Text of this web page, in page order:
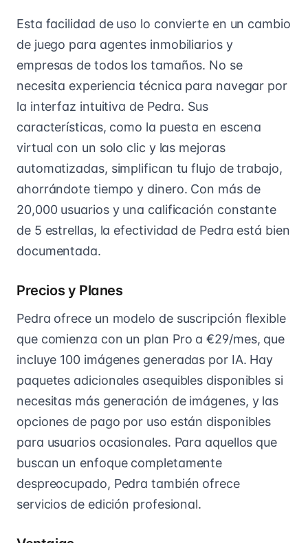
Esta facilidad de uso lo convierte en un cambio
de juego para agentes inmobiliarios y
empresas de todos los tamaños. No se
necesita experiencia técnica para navegar por
la interfaz intuitiva de Pedra. Sus
características, como la puesta en escena
virtual con un solo clic y las mejoras
automatizadas, simplifican tu flujo de trabajo,
ahorrándote tiempo y dinero. Con más de
20,000 usuarios y una calificación constante
de 5 estrellas, la efectividad de Pedra está bien
documentada.
Precios y Planes
Pedra ofrece un modelo de suscripción flexible
que comienza con un plan Pro a €29/mes, que
incluye 100 imágenes generadas por IA. Hay
paquetes adicionales asequibles disponibles si
necesitas más generación de imágenes, y las
opciones de pago por uso están disponibles
para usuarios ocasionales. Para aquellos que
buscan un enfoque completamente
despreocupado, Pedra también ofrece
servicios de edición profesional.